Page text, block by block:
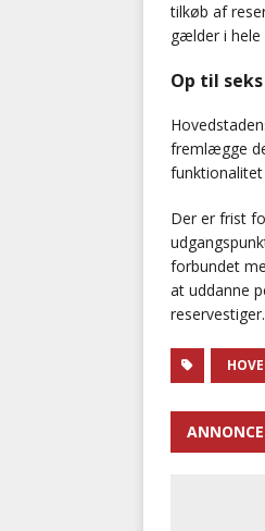
tilkøb af
gælder i hele
Op til
fremlægge
Der er frist
forbundet
at uddanne
reservestiger.
ANNONCE